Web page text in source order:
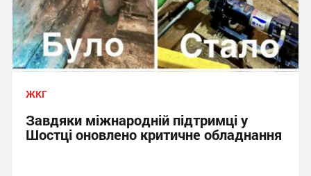
ЖКГ
Завдяки міжнародній підтримці у
Шостці оновлено критичне обладнання